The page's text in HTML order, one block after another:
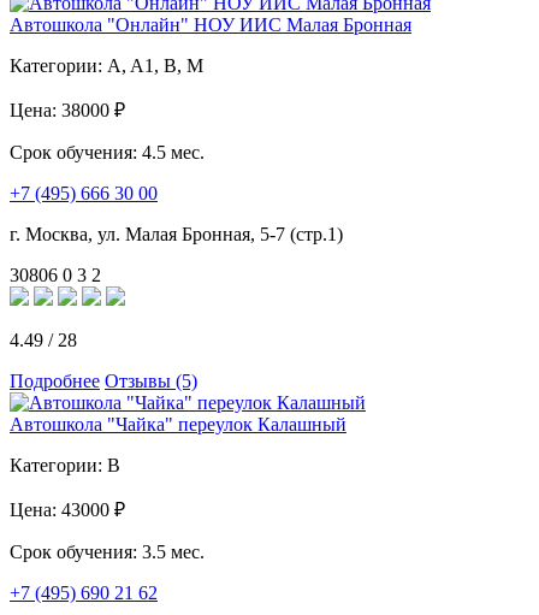
Автошкола "Онлайн" НОУ ИИС Малая Бронная
Категории: A, A1, B, M
Цена: 38000 ₽
Срок обучения: 4.5 мес.
+7 (495) 666 30 00
г. Москва, ул. Малая Бронная, 5-7 (стр.1)
30806 0 3 2
4.49 / 28
Подробнее Отзывы (5)
Автошкола "Чайка" переулок Калашный
Категории: B
Цена: 43000 ₽
Срок обучения: 3.5 мес.
+7 (495) 690 21 62